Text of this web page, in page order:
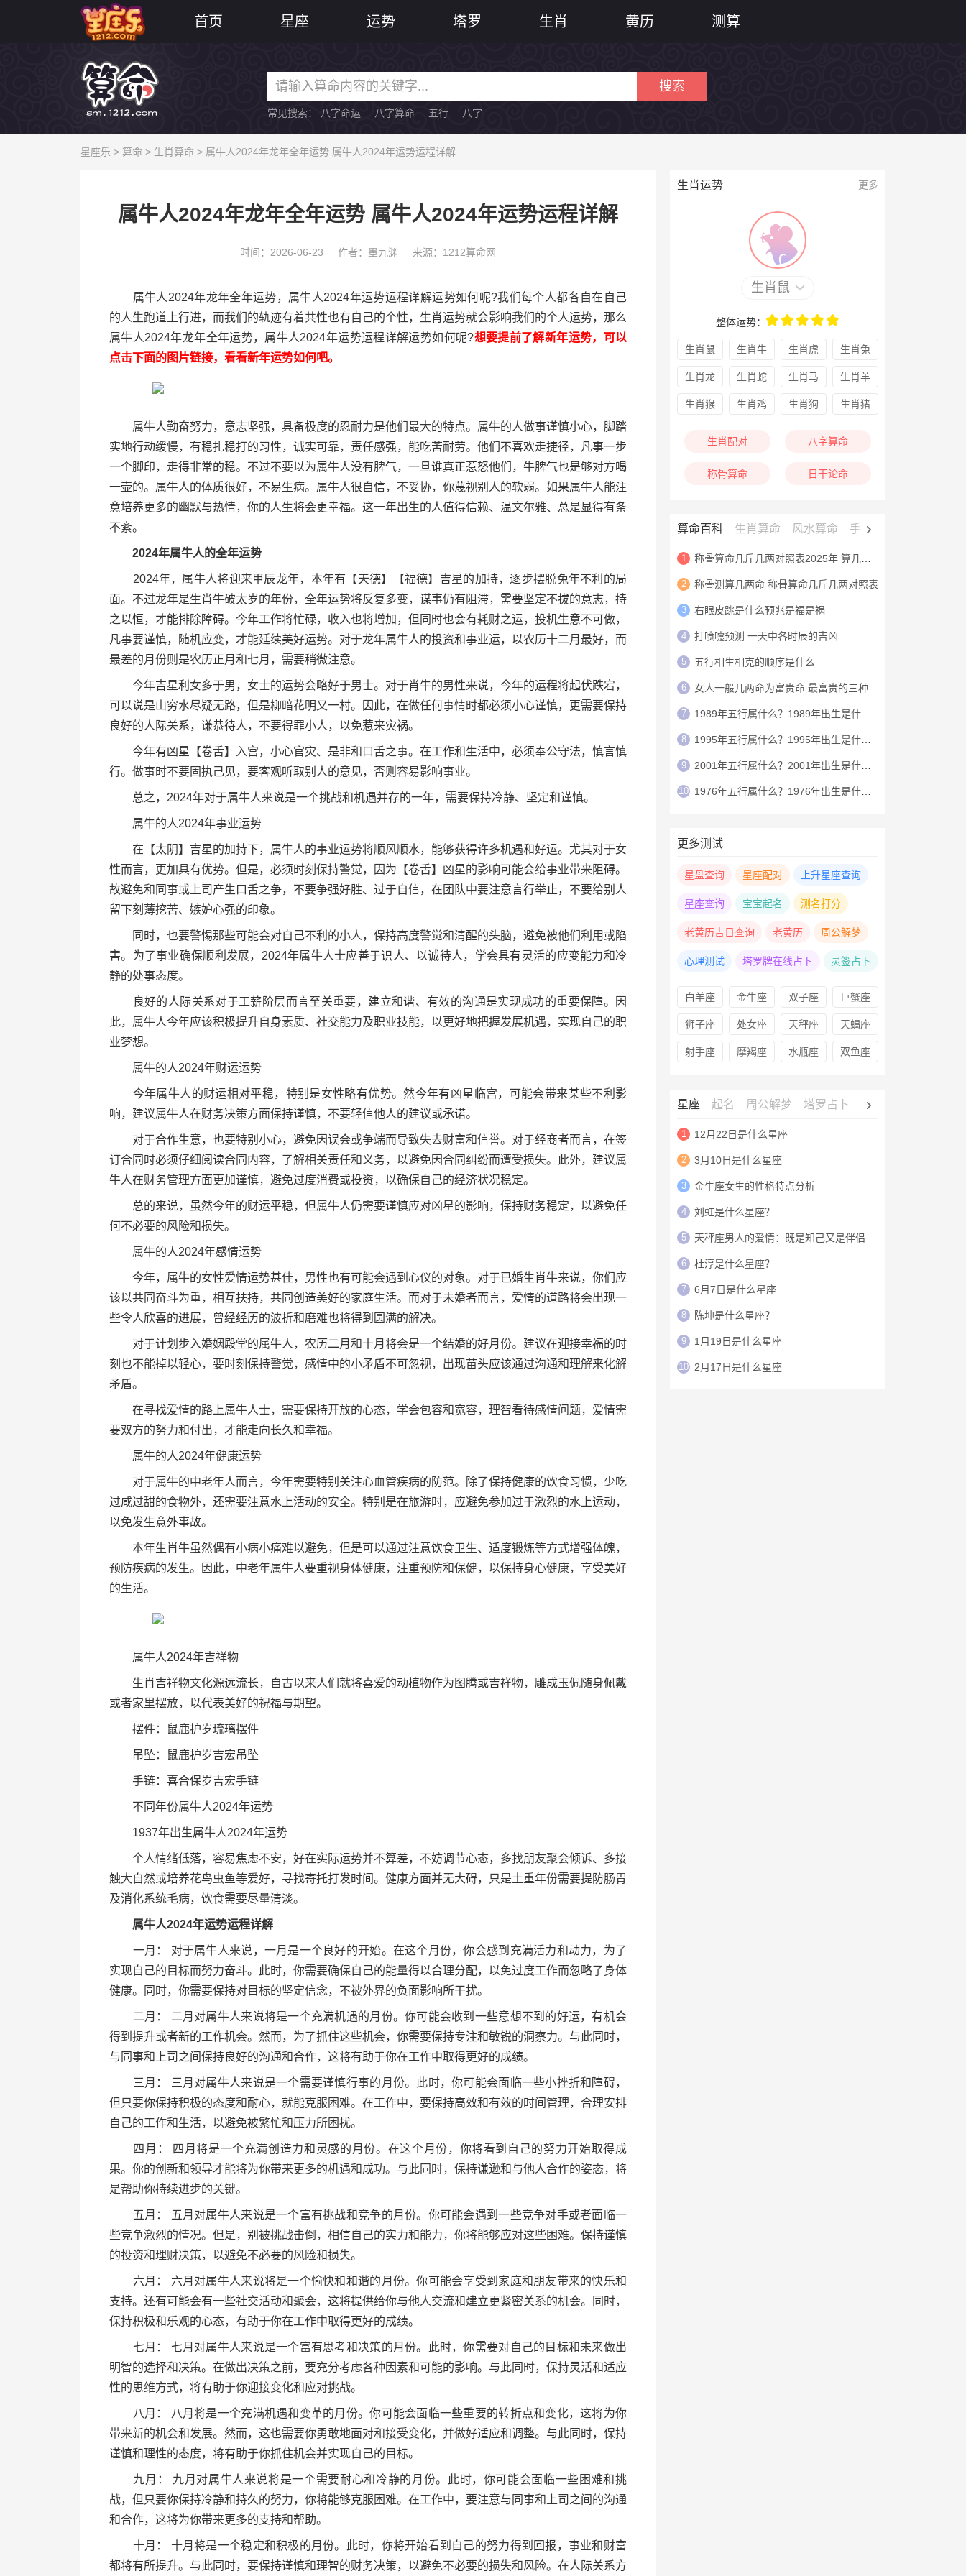
首页 星座 运势 塔罗 生肖 黄历 测算
搜索
常见搜索： 八字命运 八字算命 五行 八字
星座乐 > 算命 > 生肖算命 > 属牛人2024年龙年全年运势 属牛人2024年运势运程详解
属牛人2024年龙年全年运势 属牛人2024年运势运程详解
时间：2026-06-23 作者：墨九渊 来源：1212算命网
属牛人2024年龙年全年运势，属牛人2024年运势运程详解运势如何呢?我们每个人都各自在自己
的人生跑道上行进，而我们的轨迹有着共性也有自己的个性，生肖运势就会影响我们的个人运势，那么
属牛人2024年龙年全年运势，属牛人2024年运势运程详解运势如何呢?想要提前了解新年运势，可以
点击下面的图片链接，看看新年运势如何吧。
属牛人勤奋努力，意志坚强，具备极度的忍耐力是他们最大的特点。属牛的人做事谨慎小心，脚踏
实地行动缓慢，有稳扎稳打的习性，诚实可靠，责任感强，能吃苦耐劳。他们不喜欢走捷径，凡事一步
一个脚印，走得非常的稳。不过不要以为属牛人没有脾气，一旦谁真正惹怒他们，牛脾气也是够对方喝
一壶的。属牛人的体质很好，不易生病。属牛人很自信，不妥协，你蔑视别人的软弱。如果属牛人能注
意培养更多的幽默与热情，你的人生将会更幸福。这一年出生的人值得信赖、温文尔雅、总是显得有条
不紊。
2024年属牛人的全年运势
2024年，属牛人将迎来甲辰龙年，本年有【天德】【福德】吉星的加持，逐步摆脱兔年不利的局
面。不过龙年是生肖牛破太岁的年份，全年运势将反复多变，谋事仍有阻滞，需要坚定不拔的意志，持
之以恒，才能排除障碍。今年工作将忙碌，收入也将增加，但同时也会有耗财之运，投机生意不可做，
凡事要谨慎，随机应变，才能延续美好运势。对于龙年属牛人的投资和事业运，以农历十二月最好，而
最差的月份则是农历正月和七月，需要稍微注意。
今年吉星利女多于男，女士的运势会略好于男士。对于肖牛的男性来说，今年的运程将起伏跌宕，
可以说是山穷水尽疑无路，但是柳暗花明又一村。因此，在做任何事情时都必须小心谨慎，更需要保持
良好的人际关系，谦恭待人，不要得罪小人，以免惹来灾祸。
今年有凶星【卷舌】入宫，小心官灾、是非和口舌之事。在工作和生活中，必须奉公守法，慎言慎
行。做事时不要固执己见，要客观听取别人的意见，否则容易影响事业。
总之，2024年对于属牛人来说是一个挑战和机遇并存的一年，需要保持冷静、坚定和谨慎。
属牛的人2024年事业运势
在【太阴】吉星的加持下，属牛人的事业运势将顺风顺水，能够获得许多机遇和好运。尤其对于女
性而言，更加具有优势。但是，必须时刻保持警觉，因为【卷舌】凶星的影响可能会给事业带来阻碍。
故避免和同事或上司产生口舌之争，不要争强好胜、过于自信，在团队中要注意言行举止，不要给别人
留下刻薄挖苦、嫉妒心强的印象。
同时，也要警惕那些可能会对自己不利的小人，保持高度警觉和清醒的头脑，避免被他们利用或陷
害。为了事业确保顺利发展，2024年属牛人士应善于识人、以诚待人，学会具有灵活的应变能力和冷
静的处事态度。
良好的人际关系对于工薪阶层而言至关重要，建立和谐、有效的沟通是实现成功的重要保障。因
此，属牛人今年应该积极提升自身素质、社交能力及职业技能，以更好地把握发展机遇，实现自己的职
业梦想。
属牛的人2024年财运运势
今年属牛人的财运相对平稳，特别是女性略有优势。然今年有凶星临宫，可能会带来某些不利影
响，建议属牛人在财务决策方面保持谨慎，不要轻信他人的建议或承诺。
对于合作生意，也要特别小心，避免因误会或争端而导致失去财富和信誉。对于经商者而言，在签
订合同时必须仔细阅读合同内容，了解相关责任和义务，以避免因合同纠纷而遭受损失。此外，建议属
牛人在财务管理方面更加谨慎，避免过度消费或投资，以确保自己的经济状况稳定。
总的来说，虽然今年的财运平稳，但属牛人仍需要谨慎应对凶星的影响，保持财务稳定，以避免任
何不必要的风险和损失。
属牛的人2024年感情运势
今年，属牛的女性爱情运势甚佳，男性也有可能会遇到心仪的对象。对于已婚生肖牛来说，你们应
该以共同奋斗为重，相互扶持，共同创造美好的家庭生活。而对于未婚者而言，爱情的道路将会出现一
些令人欣喜的进展，曾经经历的波折和磨难也将得到圆满的解决。
对于计划步入婚姻殿堂的属牛人，农历二月和十月将会是一个结婚的好月份。建议在迎接幸福的时
刻也不能掉以轻心，要时刻保持警觉，感情中的小矛盾不可忽视，出现苗头应该通过沟通和理解来化解
矛盾。
在寻找爱情的路上属牛人士，需要保持开放的心态，学会包容和宽容，理智看待感情问题，爱情需
要双方的努力和付出，才能走向长久和幸福。
属牛的人2024年健康运势
对于属牛的中老年人而言，今年需要特别关注心血管疾病的防范。除了保持健康的饮食习惯，少吃
过咸过甜的食物外，还需要注意水上活动的安全。特别是在旅游时，应避免参加过于激烈的水上运动，
以免发生意外事故。
本年生肖牛虽然偶有小病小痛难以避免，但是可以通过注意饮食卫生、适度锻炼等方式增强体魄，
预防疾病的发生。因此，中老年属牛人要重视身体健康，注重预防和保健，以保持身心健康，享受美好
的生活。
属牛人2024年吉祥物
生肖吉祥物文化源远流长，自古以来人们就将喜爱的动植物作为图腾或吉祥物，雕成玉佩随身佩戴
或者家里摆放，以代表美好的祝福与期望。
摆件：鼠鹿护岁琉璃摆件
吊坠：鼠鹿护岁吉宏吊坠
手链：喜合保岁吉宏手链
不同年份属牛人2024年运势
1937年出生属牛人2024年运势
个人情绪低落，容易焦虑不安，好在实际运势并不算差，不妨调节心态，多找朋友聚会倾诉、多接
触大自然或培养花鸟虫鱼等爱好，寻找寄托打发时间。健康方面并无大碍，只是土重年份需要提防肠胃
及消化系统毛病，饮食需要尽量清淡。
属牛人2024年运势运程详解
一月： 对于属牛人来说，一月是一个良好的开始。在这个月份，你会感到充满活力和动力，为了
实现自己的目标而努力奋斗。此时，你需要确保自己的能量得以合理分配，以免过度工作而忽略了身体
健康。同时，你需要保持对目标的坚定信念，不被外界的负面影响所干扰。
二月： 二月对属牛人来说将是一个充满机遇的月份。你可能会收到一些意想不到的好运，有机会
得到提升或者新的工作机会。然而，为了抓住这些机会，你需要保持专注和敏锐的洞察力。与此同时，
与同事和上司之间保持良好的沟通和合作，这将有助于你在工作中取得更好的成绩。
三月： 三月对属牛人来说是一个需要谨慎行事的月份。此时，你可能会面临一些小挫折和障碍，
但只要你保持积极的态度和耐心，就能克服困难。在工作中，要保持高效和有效的时间管理，合理安排
自己的工作和生活，以避免被繁忙和压力所困扰。
四月： 四月将是一个充满创造力和灵感的月份。在这个月份，你将看到自己的努力开始取得成
果。你的创新和领导才能将为你带来更多的机遇和成功。与此同时，保持谦逊和与他人合作的姿态，将
是帮助你持续进步的关键。
五月： 五月对属牛人来说是一个富有挑战和竞争的月份。你可能会遇到一些竞争对手或者面临一
些竞争激烈的情况。但是，别被挑战击倒，相信自己的实力和能力，你将能够应对这些困难。保持谨慎
的投资和理财决策，以避免不必要的风险和损失。
六月： 六月对属牛人来说将是一个愉快和和谐的月份。你可能会享受到家庭和朋友带来的快乐和
支持。还有可能会有一些社交活动和聚会，这将提供给你与他人交流和建立更紧密关系的机会。同时，
保持积极和乐观的心态，有助于你在工作中取得更好的成绩。
七月： 七月对属牛人来说是一个富有思考和决策的月份。此时，你需要对自己的目标和未来做出
明智的选择和决策。在做出决策之前，要充分考虑各种因素和可能的影响。与此同时，保持灵活和适应
性的思维方式，将有助于你迎接变化和应对挑战。
八月： 八月将是一个充满机遇和变革的月份。你可能会面临一些重要的转折点和变化，这将为你
带来新的机会和发展。然而，这也需要你勇敢地面对和接受变化，并做好适应和调整。与此同时，保持
谨慎和理性的态度，将有助于你抓住机会并实现自己的目标。
九月： 九月对属牛人来说将是一个需要耐心和冷静的月份。此时，你可能会面临一些困难和挑
战，但只要你保持冷静和持久的努力，你将能够克服困难。在工作中，要注意与同事和上司之间的沟通
和合作，这将为你带来更多的支持和帮助。
十月： 十月将是一个稳定和积极的月份。此时，你将开始看到自己的努力得到回报，事业和财富
都将有所提升。与此同时，要保持谨慎和理智的财务决策，以避免不必要的损失和风险。在人际关系方
生肖运势 更多
生肖鼠
整体运势：
生肖鼠 生肖牛 生肖虎 生肖兔
生肖龙 生肖蛇 生肖马 生肖羊
生肖猴 生肖鸡 生肖狗 生肖猪
生肖配对 八字算命
称骨算命 日干论命
算命百科 生肖算命 风水算命 手相算命
1 称骨算命几斤几两对照表2025年 算几斤几两命对照表
2 称骨测算几两命 称骨算命几斤几两对照表
3 右眼皮跳是什么预兆是福是祸
4 打喷嚏预测 一天中各时辰的吉凶
5 五行相生相克的顺序是什么
6 女人一般几两命为富贵命 最富贵的三种称骨命
7 1989年五行属什么？1989年出生是什么命？
8 1995年五行属什么？1995年出生是什么命？
9 2001年五行属什么？2001年出生是什么命？
10 1976年五行属什么？1976年出生是什么命？
更多测试
星盘查询 星座配对 上升星座查询
星座查询 宝宝起名 测名打分
老黄历吉日查询 老黄历 周公解梦
心理测试 塔罗牌在线占卜 灵签占卜
白羊座 金牛座 双子座 巨蟹座
狮子座 处女座 天秤座 天蝎座
射手座 摩羯座 水瓶座 双鱼座
星座 起名 周公解梦 塔罗占卜 心理测试
1 12月22日是什么星座
2 3月10日是什么星座
3 金牛座女生的性格特点分析
4 刘虹是什么星座？
5 天秤座男人的爱情：既是知己又是伴侣
6 杜淳是什么星座？
7 6月7日是什么星座
8 陈坤是什么星座？
9 1月19日是什么星座
10 2月17日是什么星座